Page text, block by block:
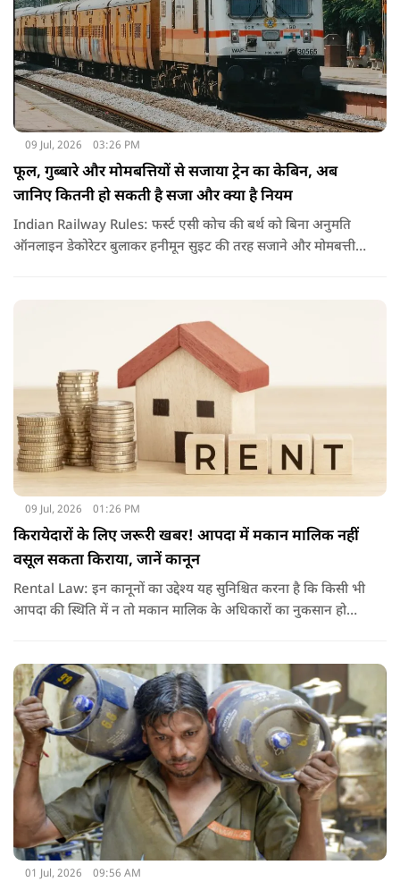
09 Jul, 2026 03:26 PM
फूल, गुब्बारे और मोमबत्तियों से सजाया ट्रेन का केबिन, अब
जानिए कितनी हो सकती है सजा और क्या है नियम
Indian Railway Rules: फर्स्ट एसी कोच की बर्थ को बिना अनुमति
ऑनलाइन डेकोरेटर बुलाकर हनीमून सुइट की तरह सजाने और मोमबत्ती
09 Jul, 2026 01:26 PM
किरायेदारों के लिए जरूरी खबर! आपदा में मकान मालिक नहीं
वसूल सकता किराया, जानें कानून
Rental Law: इन कानूनों का उद्देश्य यह सुनिश्चित करना है कि किसी भी
आपदा की स्थिति में न तो मकान मालिक के अधिकारों का नुकसान हो
01 Jul, 2026 09:56 AM